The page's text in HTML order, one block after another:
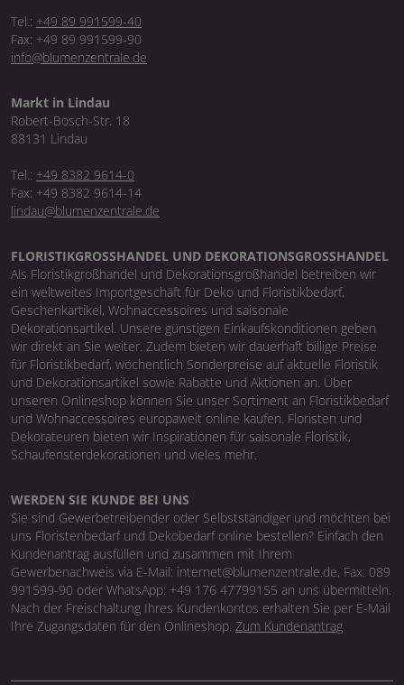
Tel.: +49 89 991599-40
Fax: +49 89 991599-90
info@blumenzentrale.de
Markt in Lindau
Robert-Bosch-Str. 18
88131 Lindau
Tel.: +49 8382 9614-0
Fax: +49 8382 9614-14
lindau@blumenzentrale.de
FLORISTIKGROSSHANDEL UND DEKORATIONSGROSSHANDEL
Als Floristikgroßhandel und Dekorationsgroßhandel betreiben wir
ein weltweites Importgeschäft für Deko und Floristikbedarf,
Geschenkartikel, Wohnaccessoires und saisonale
Dekorationsartikel. Unsere günstigen Einkaufskonditionen geben
wir direkt an Sie weiter. Zudem bieten wir dauerhaft billige Preise
für Floristikbedarf, wöchentlich Sonderpreise auf aktuelle Floristik
und Dekorationsartikel sowie Rabatte und Aktionen an. Über
unseren Onlineshop können Sie unser Sortiment an Floristikbedarf
und Wohnaccessoires europaweit online kaufen. Floristen und
Dekorateuren bieten wir Inspirationen für saisonale Floristik,
Schaufensterdekorationen und vieles mehr.
WERDEN SIE KUNDE BEI UNS
Sie sind Gewerbetreibender oder Selbstständiger und möchten bei
uns Floristenbedarf und Dekobedarf online bestellen? Einfach den
Kundenantrag ausfüllen und zusammen mit Ihrem
Gewerbenachweis via E-Mail: internet@blumenzentrale.de, Fax: 089
991599-90 oder WhatsApp: +49 176 47799155 an uns übermitteln.
Nach der Freischaltung Ihres Kundenkontos erhalten Sie per E-Mail
Ihre Zugangsdaten für den Onlineshop. Zum Kundenantrag